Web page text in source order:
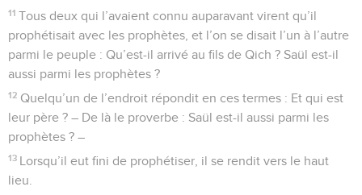
11 Tous deux qui l’avaient connu auparavant virent qu’il
prophétisait avec les prophètes, et l’on se disait l’un à l’autre
parmi le peuple : Qu’est-il arrivé au fils de Qich ? Saül est-il
aussi parmi les prophètes ?
12 Quelqu’un de l’endroit répondit en ces termes : Et qui est
leur père ? – De là le proverbe : Saül est-il aussi parmi les
prophètes ? –
13 Lorsqu’il eut fini de prophétiser, il se rendit vers le haut
lieu.